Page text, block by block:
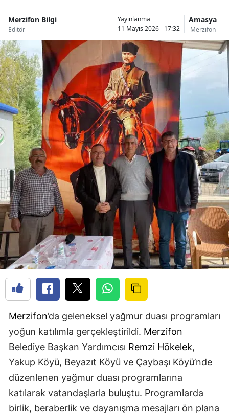
Merzifon Bilgi
Editör
Yayınlanma
11 Mayıs 2026 - 17:32
Amasya
Merzifon
Merzifon’da geleneksel yağmur duası programları
yoğun katılımla gerçekleştirildi. Merzifon
Belediye Başkan Yardımcısı Remzi Hökelek,
Yakup Köyü, Beyazıt Köyü ve Çaybaşı Köyü’nde
düzenlenen yağmur duası programlarına
katılarak vatandaşlarla buluştu. Programlarda
birlik, beraberlik ve dayanışma mesajları ön plana